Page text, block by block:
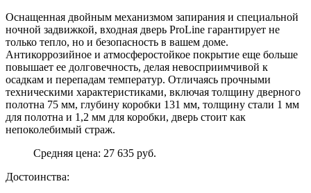
Оснащенная двойным механизмом запирания и специальной
ночной задвижкой, входная дверь ProLine гарантирует не
только тепло, но и безопасность в вашем доме.
Антикоррозийное и атмосферостойкое покрытие еще больше
повышает ее долговечность, делая невосприимчивой к
осадкам и перепадам температур. Отличаясь прочными
техническими характеристиками, включая толщину дверного
полотна 75 мм, глубину коробки 131 мм, толщину стали 1 мм
для полотна и 1,2 мм для коробки, дверь стоит как
непоколебимый страж.
Средняя цена: 27 635 руб.
Достоинства: